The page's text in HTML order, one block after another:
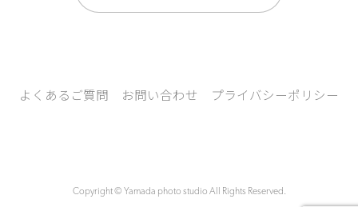
よくあるご質問 お問い合わせ プライバシーポリシー
Copyright © Yamada photo studio All Rights Reserved.